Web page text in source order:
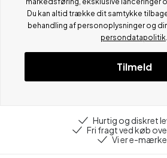
Du kan altid trække dit samtykke
behandling af personoplysninger og
persondatapolitik
Tilmeld
Hurtig og diskret
Fri fragt ved køb
Vi er e-